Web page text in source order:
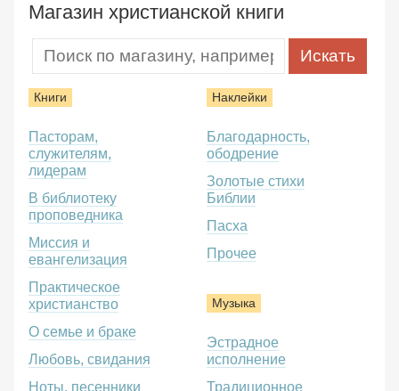
Магазин христианской книги
Книги
Пасторам,
служителям,
лидерам
В библиотеку
проповедника
Миссия и
евангелизация
Практическое
христианство
О семье и браке
Любовь, свидания
Ноты, песенники
Наклейки
Благодарность,
ободрение
Золотые стихи
Библии
Пасха
Прочее
Музыка
Эстрадное
исполнение
Традиционное